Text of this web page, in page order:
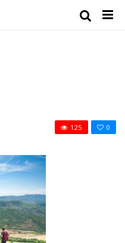
0
125